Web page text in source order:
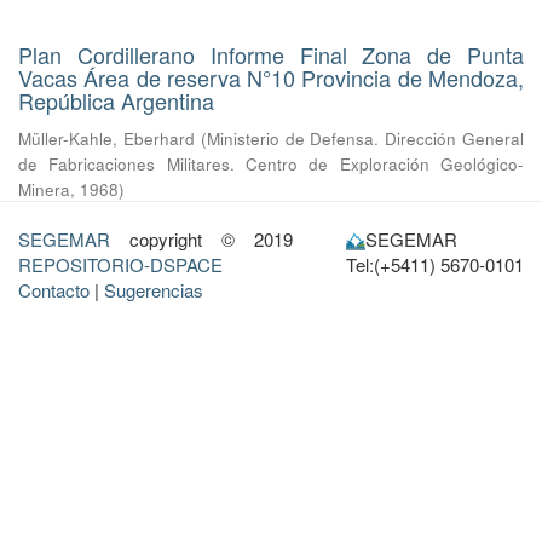
Plan Cordillerano Informe Final Zona de Punta
Vacas Área de reserva N°10 Provincia de Mendoza,
República Argentina
Müller-Kahle, Eberhard (Ministerio de Defensa. Dirección General
de Fabricaciones Militares. Centro de Exploración Geológico-
Minera, 1968)
SEGEMAR copyright © 2019
REPOSITORIO-DSPACE
Contacto | Sugerencias
SEGEMAR
Tel:(+5411) 5670-0101